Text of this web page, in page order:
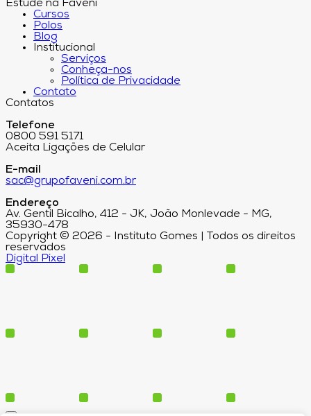
Estude na Faveni
Cursos
Polos
Blog
Institucional
Serviços
Conheça-nos
Política de Privacidade
Contato
Contatos
Telefone
0800 591 5171
Aceita Ligações de Celular
E-mail
sac@grupofaveni.com.br
Endereço
Av. Gentil Bicalho, 412 - JK, João Monlevade - MG,
35930-478
Copyright © 2026 - Instituto Gomes | Todos os direitos
reservados
Digital Pixel